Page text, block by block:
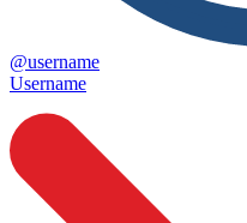
@username
Username